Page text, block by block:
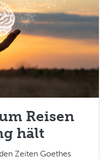
Reisen
hält
Zeiten Goethes